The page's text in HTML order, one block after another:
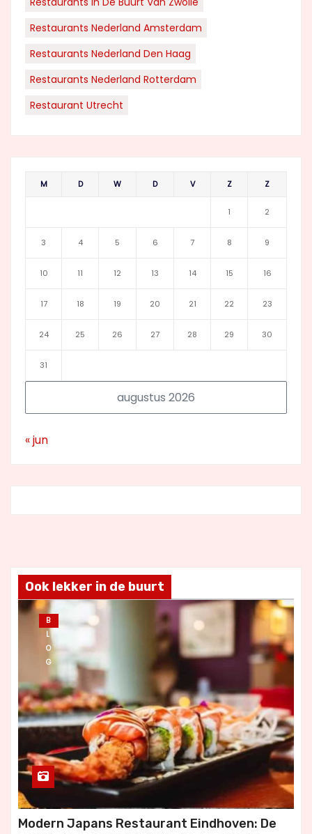
Restaurants Nederland Amsterdam
Restaurants Nederland Den Haag
Restaurants Nederland Rotterdam
Restaurant Utrecht
augustus 2026
M D W D V Z Z
1 2
3 4 5 6 7 8 9
10 11 12 13 14 15 16
17 18 19 20 21 22 23
24 25 26 27 28 29 30
31
« jun
Ook lekker in de buurt
B
L
O
G
Modern Japans Restaurant Eindhoven: De